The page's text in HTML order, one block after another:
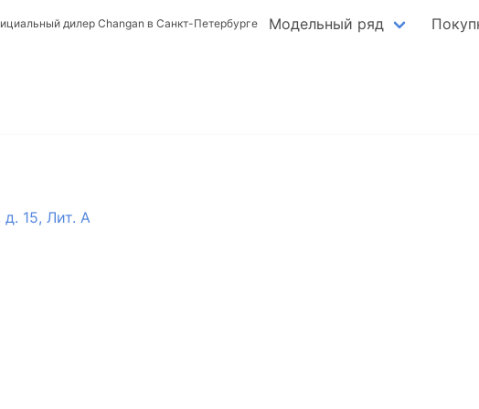
дилер Changan в Санкт-Петербурге Модельный ряд
д. 15, Лит. А